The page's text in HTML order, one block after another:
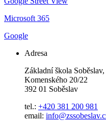
Microsoft 365
Google
Adresa
Základní škola
Komenského 20/22
392 01 Soběslav
tel.: +420 381 200 981
email: